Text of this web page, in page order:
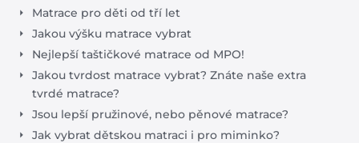
Matrace pro děti od tří let
Jakou výšku matrace vybrat
Nejlepší taštičkové matrace od MPO!
Jakou tvrdost matrace vybrat? Znáte naše extra
tvrdé matrace?
Jsou lepší pružinové, nebo pěnové matrace?
Jak vybrat dětskou matraci i pro miminko?